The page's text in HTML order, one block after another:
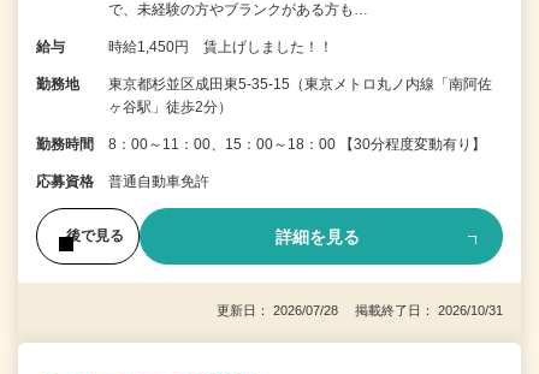
で、未経験の方やブランクがある方も…
給与 時給1,450円 賃上げしました！！
勤務地
東京都杉並区成田東5-35-15（東京メトロ丸ノ内線「南阿佐
ヶ谷駅」徒歩2分）
勤務時間 8：00～11：00、15：00～18：00 【30分程度変動有り】
応募資格 普通自動車免許
後で見る 詳細を見る
更新日： 2026/07/28 掲載終了日： 2026/10/31